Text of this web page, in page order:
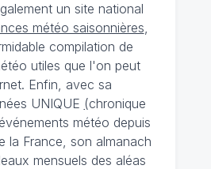
un site national
météo saisonnières,
compilation de
utiles que l'on peut
Enfin, avec sa
UNIQUE (chronique
météo depuis
la France, son almanach
mensuels des aléas